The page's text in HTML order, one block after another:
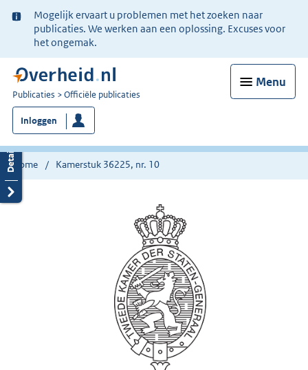
Ter
informatie:
Mogelijk ervaart u problemen met het zoeken naar
publicaties. We werken aan een oplossing. Excuses voor
het ongemak.
Menu
U
bent
nu
hier:
Publicaties Officiële publicaties
Inloggen
Home Kamerstuk 36225, nr. 10